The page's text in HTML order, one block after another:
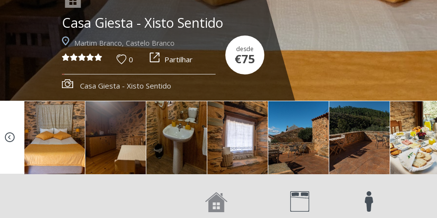
Casa Giesta - Xisto Sentido
Martim Branco, Castelo Branco
0 Partilhar
desde
€75
Casa Giesta - Xisto Sentido